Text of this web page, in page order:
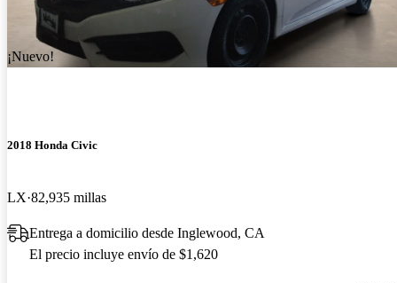
¡Nuevo!
2018 Honda Civic
LX 82,935 millas
Entrega a domicilio desde Inglewood, CA
El precio incluye envío de $1,620